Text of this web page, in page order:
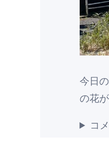
今日
の花
コ